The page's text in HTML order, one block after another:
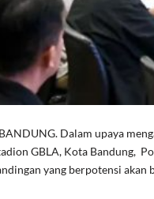
Dalam upaya
GBLA, Kota Bandung,
yang berpotensi akan